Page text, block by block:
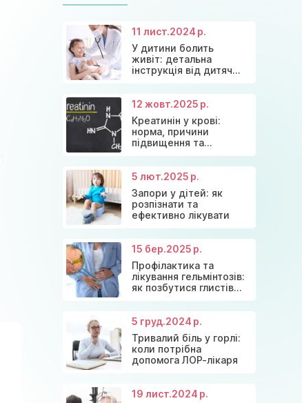
astramedikaa@gmail.com
Знижки та акції на масаж у Київі
Консультація ендокринолога та
діагностика щитовидної залози
Діагностика щитовидної залози
Акція: 20% знижки на
консультації лікарів!
11 лист.2024 р.
У дитини болить
живіт: детальна
інструкція від дитячих
12 жовт.2025 р.
Креатинін у крові:
норма, причини
підвищення та
ефективні способи
зниження
5 лют.2025 р.
Запори у дітей: як
розпізнати та
ефективно лікувати
15 бер.2025 р.
Профілактика та
лікування гельмінтозів:
як позбутися глистів
5 груд.2024 р.
Тривалий біль у горлі:
коли потрібна
допомога ЛОР-лікаря
19 лист.2024 р.